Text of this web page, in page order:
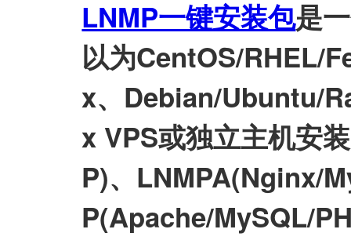
LNMP一键安装包是
以为CentOS/RHEL/
x、Debian/Ubuntu/
x VPS或独立主机安
P)、LNMPA(Nginx/
P(Apache/MySQL/